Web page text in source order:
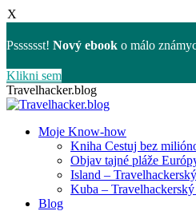
X
Psssssst! Nový ebook o málo
Klikni sem
Skip
to
Travelhacker.blog
Moje Know-how
Kniha Cestuj bez
Objav tajné pláže
Island –
Kuba –
Blog